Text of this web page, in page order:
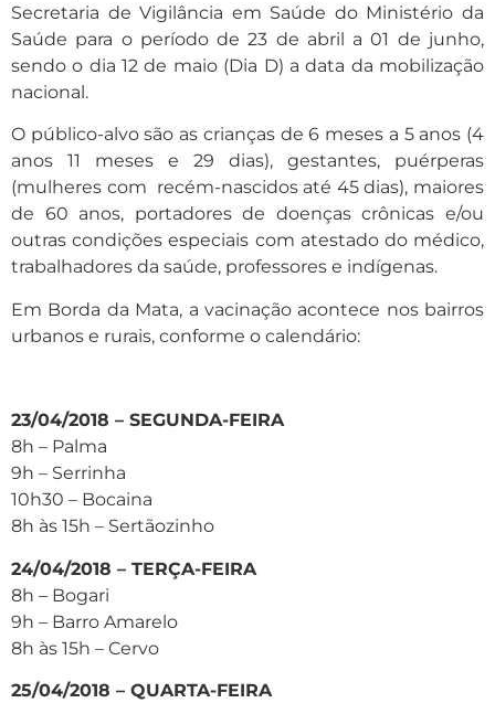
Secretaria de Vigilância em Saúde do Ministério da
Saúde para o período de 23 de abril a 01 de junho,
sendo o dia 12 de maio (Dia D) a data da mobilização
nacional.
O público-alvo são as crianças de 6 meses a 5 anos (4
anos 11 meses e 29 dias), gestantes, puérperas
(mulheres com recém-nascidos até 45 dias), maiores
de 60 anos, portadores de doenças crônicas e/ou
outras condições especiais com atestado do médico,
trabalhadores da saúde, professores e indígenas.
Em Borda da Mata, a vacinação acontece nos bairros
urbanos e rurais, conforme o calendário:
23/04/2018 – SEGUNDA-FEIRA
8h – Palma
9h – Serrinha
10h30 – Bocaina
8h às 15h – Sertãozinho
24/04/2018 – TERÇA-FEIRA
8h – Bogari
9h – Barro Amarelo
8h às 15h – Cervo
25/04/2018 – QUARTA-FEIRA